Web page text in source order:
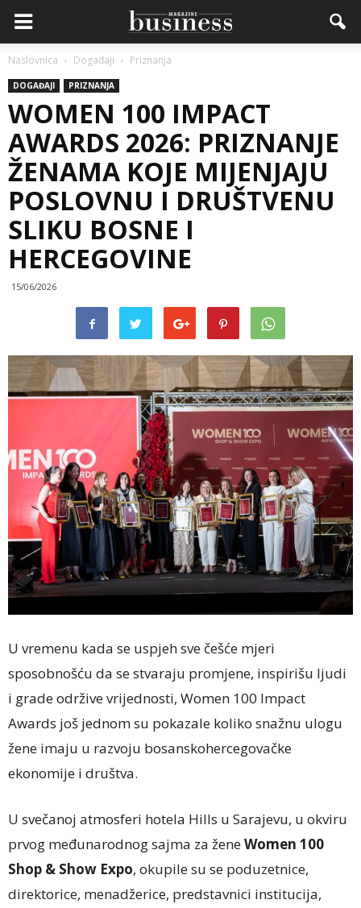
Naslovnica Događaji Priznanja
DOGAĐAJI PRIZNANJA
WOMEN 100 IMPACT
AWARDS 2026: PRIZNANJE
ŽENAMA KOJE MIJENJAJU
POSLOVNU I DRUŠTVENU
SLIKU BOSNE I
HERCEGOVINE
15/06/2026
U vremenu kada se uspjeh sve češće mjeri
sposobnošću da se stvaraju promjene, inspirišu ljudi
i grade održive vrijednosti, Women 100 Impact
Awards još jednom su pokazale koliko snažnu ulogu
žene imaju u razvoju bosanskohercegovačke
ekonomije i društva.
U svečanoj atmosferi hotela Hills u Sarajevu, u okviru
prvog međunarodnog sajma za ženeWomen 100
Shop & Show Expo, okupile su se poduzetnice,
direktorice, menadžerice, predstavnici institucija,